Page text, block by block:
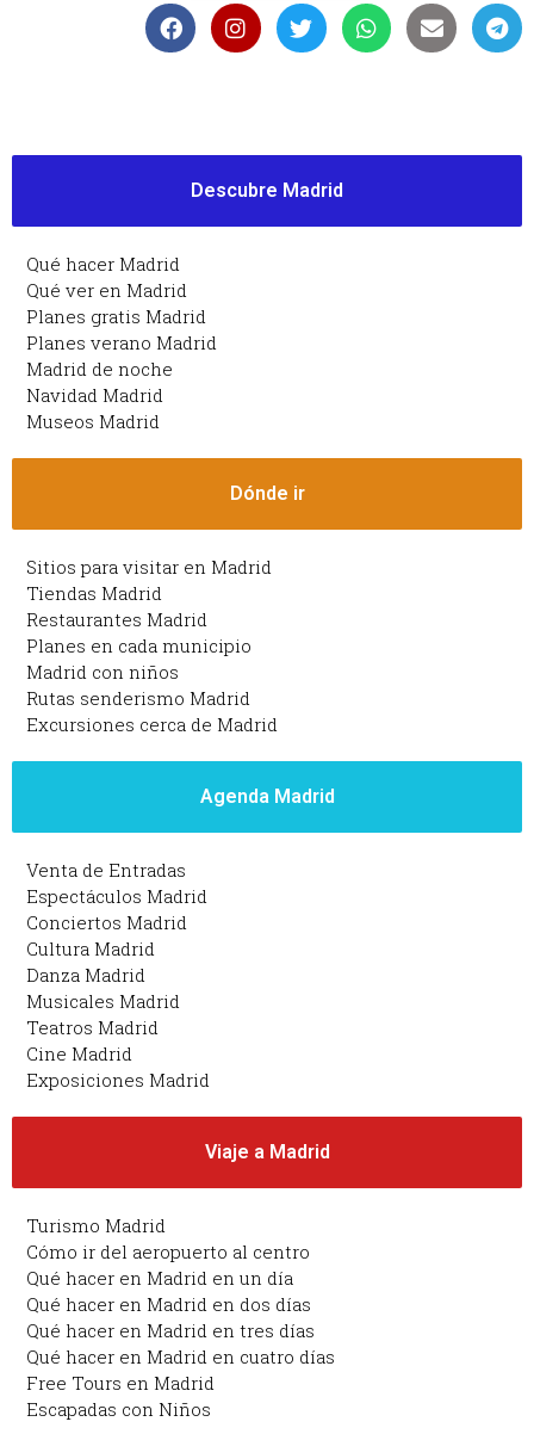
Descubre Madrid
Qué hacer Madrid
Qué ver en Madrid
Planes gratis Madrid
Planes verano Madrid
Madrid de noche
Navidad Madrid
Museos Madrid
Dónde ir
Sitios para visitar en Madrid
Tiendas Madrid
Restaurantes Madrid
Planes en cada municipio
Madrid con niños
Rutas senderismo Madrid
Excursiones cerca de Madrid
Agenda Madrid
Venta de Entradas
Espectáculos Madrid
Conciertos Madrid
Cultura Madrid
Danza Madrid
Musicales Madrid
Teatros Madrid
Cine Madrid
Exposiciones Madrid
Viaje a Madrid
Turismo Madrid
Cómo ir del aeropuerto al centro
Qué hacer en Madrid en un día
Qué hacer en Madrid en dos días
Qué hacer en Madrid en tres días
Qué hacer en Madrid en cuatro días
Free Tours en Madrid
Escapadas con Niños